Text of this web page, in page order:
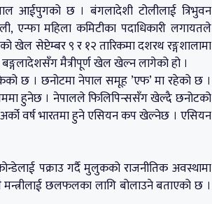
आईपुगको छ । बंगलादेशी टोलीलाई त्रिभुवन
एन्फा महिला कमिटीका पदाधिकारी लगायतले
सेप्टेम्बर ९ र १२ तारिकमा दशरथ रङ्गशालामा
मैत्रीपूर्ण खेल खेल्न लागेको हो ।
छ । छनोटमा नेपाल समूह ’एफ’ मा रहेको छ ।
हुनेछ । नेपालले फिलिपिन्ससँग खेल्दै छनोटको
वर्ष भारतमा हुने एसियन कप खेल्नेछ । एसियन
पक्राउ गर्दै मुलुकको राजनीतिक अवस्थामा
मन्त्रीलाई छलफलका लागि बोलाउने बताएको छ ।